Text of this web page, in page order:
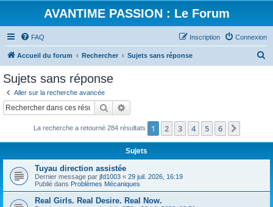
AVANTIME PASSION : Le Forum
FAQ Connexion
Inscription
Accueil du forum Rechercher Sujets sans réponse
c
Sujets sans réponse
Aller sur la recherche avancée
Rechercher
La recherche a retourné 284 résultats 1 2 3 4 5 6
Sujets
Tuyau direction assistée
Dernier message par jfd1003 « 29 juil. 2026, 16:19
Publié dans Problèmes Mécaniques
Real Girls. Real Desire. Real Now.